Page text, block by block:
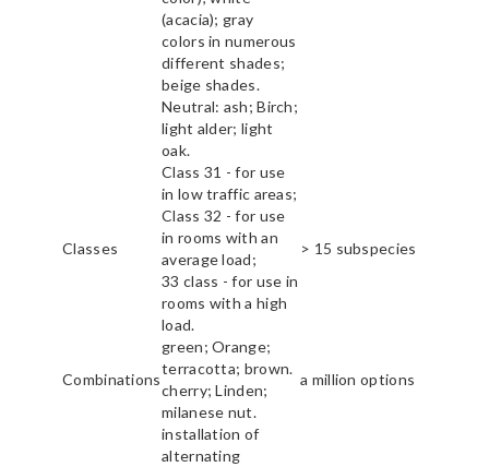
(acacia); gray
colors in numerous
different shades;
beige shades.
Neutral: ash; Birch;
light alder; light
oak.
Classes
Class 31 - for use
in low traffic areas;
Class 32 - for use
in rooms with an
average load;
33 class - for use in
rooms with a high
load.
> 15 subspecies
Combinations
green; Orange;
terracotta; brown.
cherry; Linden;
milanese nut.
a million options
installation of
alternating